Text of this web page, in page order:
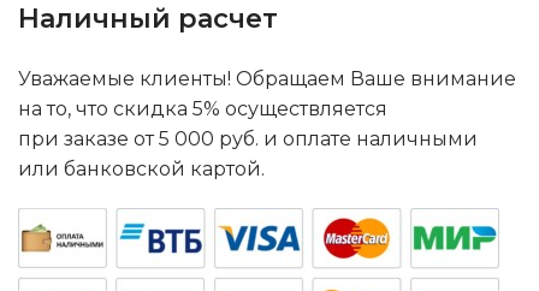
Наличный расчет
Уважаемые клиенты! Обращаем Ваше внимание
на то, что скидка 5% осуществляется
при заказе от 5 000 руб. и оплате наличными
или банковской картой.